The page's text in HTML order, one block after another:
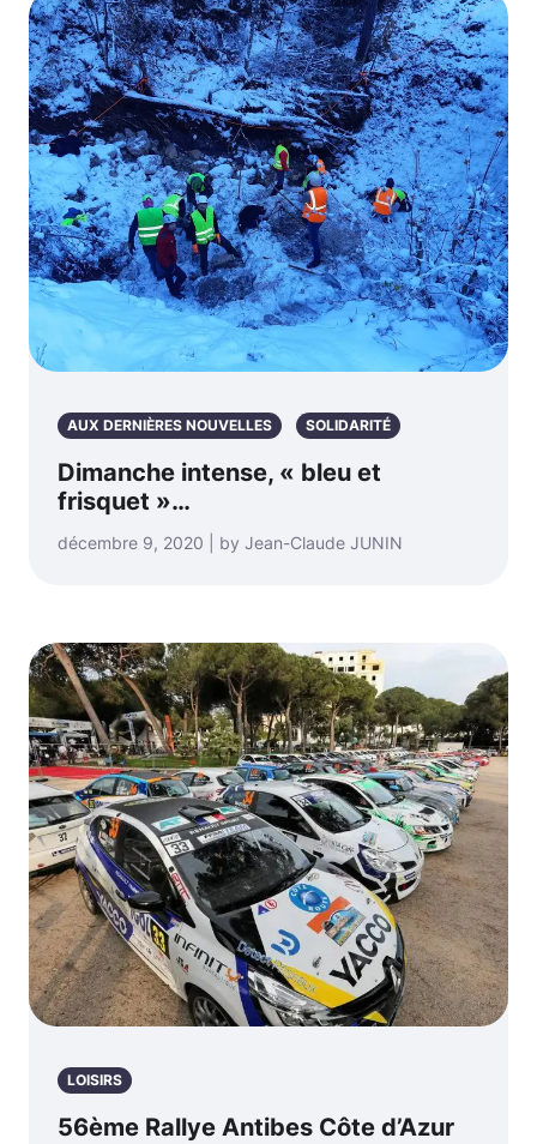
AUX DERNIÈRES NOUVELLES SOLIDARITÉ
Dimanche intense, « bleu et
frisquet »…
décembre 9, 2020 | by Jean-Claude JUNIN
LOISIRS
56ème Rallye Antibes Côte d’Azur